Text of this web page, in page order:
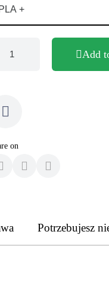
Add
on
Potrzebujesz